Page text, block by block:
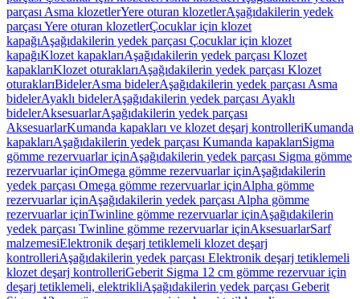
parçası Asma klozetlerYere oturan klozetlerAşağıdakilerin yedek
parçası Yere oturan klozetlerÇocuklar için klozet
kapağıAşağıdakilerin yedek parçası Çocuklar için klozet
kapağıKlozet kapaklarıAşağıdakilerin yedek parçası Klozet
kapaklarıKlozet oturaklarıAşağıdakilerin yedek parçası Klozet
oturaklarıBidelerAsma bidelerAşağıdakilerin yedek parçası Asma
bidelerAyaklı bidelerAşağıdakilerin yedek parçası Ayaklı
bidelerAksesuarlarAşağıdakilerin yedek parçası
AksesuarlarKumanda kapakları ve klozet deşarj kontrolleriKumanda
kapaklarıAşağıdakilerin yedek parçası Kumanda kapaklarıSigma
gömme rezervuarlar içinAşağıdakilerin yedek parçası Sigma gömme
rezervuarlar içinOmega gömme rezervuarlar içinAşağıdakilerin
yedek parçası Omega gömme rezervuarlar içinAlpha gömme
rezervuarlar içinAşağıdakilerin yedek parçası Alpha gömme
rezervuarlar içinTwinline gömme rezervuarlar içinAşağıdakilerin
yedek parçası Twinline gömme rezervuarlar içinAksesuarlarSarf
malzemesiElektronik deşarj tetiklemeli klozet deşarj
kontrolleriAşağıdakilerin yedek parçası Elektronik deşarj tetiklemeli
klozet deşarj kontrolleriGeberit Sigma 12 cm gömme rezervuar için
deşarj tetiklemeli, elektrikliAşağıdakilerin yedek parçası Geberit